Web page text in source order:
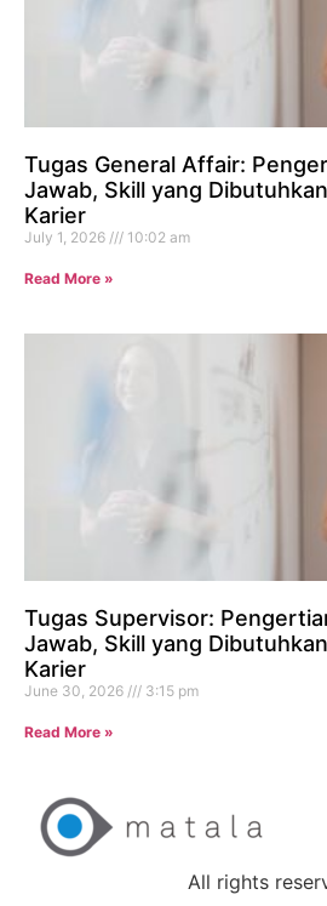
Tugas General Affair:
Jawab, Skill yang
Karier
July 1, 2026 10:02 am
Read More »
Tugas Supervisor:
Jawab, Skill yang
Karier
June 30, 2026 3:15 pm
Read More »
All rights